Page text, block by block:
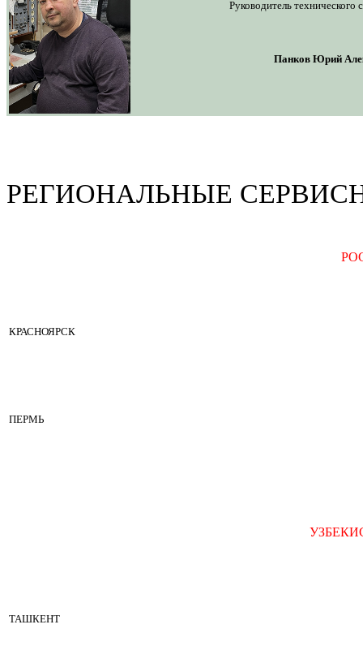
Руководитель технического
Панков Юрий
РЕГИОНАЛЬНЫЕ
КРАСНОЯРСК
ПЕРМЬ
ТАШКЕНТ